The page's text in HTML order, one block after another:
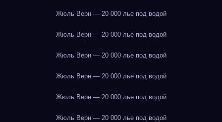
Жюль Верн — 20 000 лье под водой
Жюль Верн — 20 000 лье под водой
Жюль Верн — 20 000 лье под водой
Жюль Верн — 20 000 лье под водой
Жюль Верн — 20 000 лье под водой
Жюль Верн — 20 000 лье под водой